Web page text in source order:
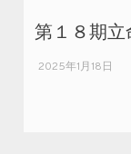
第１８期立
2025年1月18日